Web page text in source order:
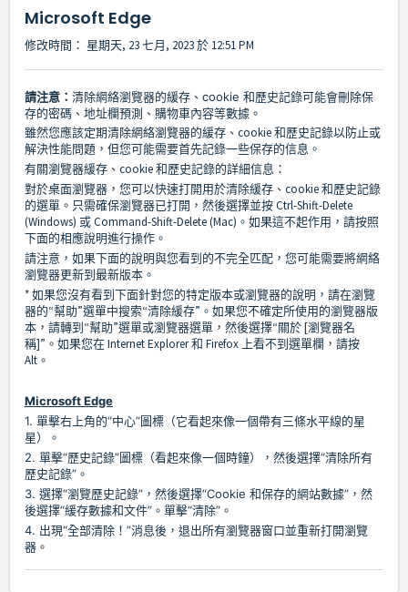
Microsoft Edge
修改時間： 星期天, 23 七月, 2023 於 12:51 PM
請注意： 清除網絡瀏覽器的緩存、cookie 和歷史記錄可能會刪除保
存的密碼、地址欄預測、購物車內容等數據。
雖然您應該定期清除網絡瀏覽器的緩存、cookie 和歷史記錄以防止或
解決性能問題，但您可能需要首先記錄一些保存的信息。
有關瀏覽器緩存、cookie 和歷史記錄的詳細信息：
對於桌面瀏覽器，您可以快速打開用於清除緩存、cookie 和歷史記錄
的選單。只需確保瀏覽器已打開，然後選擇並按 Ctrl-Shift-Delete
(Windows) 或 Command-Shift-Delete (Mac)。如果這不起作用，請按照
下面的相應說明進行操作。
請注意，如果下面的說明與您看到的不完全匹配，您可能需要將網絡
瀏覽器更新到最新版本。
* 如果您沒有看到下面針對您的特定版本或瀏覽器的說明，請在瀏覽
器的“幫助”選單中搜索“清除緩存”。如果您不確定所使用的瀏覽器版
本，請轉到“幫助”選單或瀏覽器選單，然後選擇“關於 [瀏覽器名
稱]”。如果您在 Internet Explorer 和 Firefox 上看不到選單欄，請按
Alt。
Microsoft Edge
1. 單擊右上角的“中心”圖標（它看起來像一個帶有三條水平線的星
星）。
2. 單擊“歷史記錄”圖標（看起來像一個時鐘），然後選擇“清除所有
歷史記錄”。
3. 選擇“瀏覽歷史記錄”，然後選擇“Cookie 和保存的網站數據”，然
後選擇“緩存數據和文件”。單擊“清除”。
4. 出現“全部清除！”消息後，退出所有瀏覽器窗口並重新打開瀏覽
器。